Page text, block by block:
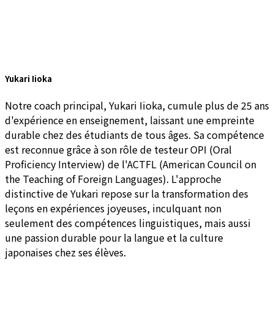
Yukari Iioka
Notre coach principal, Yukari Iioka, cumule plus de 25 ans
d'expérience en enseignement, laissant une empreinte
durable chez des étudiants de tous âges. Sa compétence
est reconnue grâce à son rôle de testeur OPI (Oral
Proficiency Interview) de l'ACTFL (American Council on
the Teaching of Foreign Languages). L'approche
distinctive de Yukari repose sur la transformation des
leçons en expériences joyeuses, inculquant non
seulement des compétences linguistiques, mais aussi
une passion durable pour la langue et la culture
japonaises chez ses élèves.